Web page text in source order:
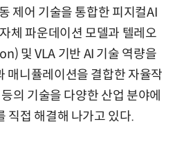
제어 기술을 통합한 피지컬AI
체 파운데이션 모델과 텔레오
및 VLA 기반 AI 기술 역량을
매니퓰레이션을 결합한 자율작
의 기술을 다양한 산업 분야에
직접 해결해 나가고 있다.